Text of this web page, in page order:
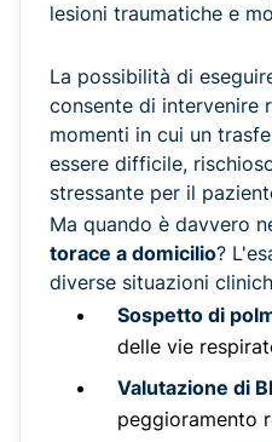
lesioni traumatiche e
La possibilità di
consente di intervenire
momenti in cui un
essere difficile,
stressante per il
Ma quando è davvero
torace a domicilio?
diverse situazioni
Sospetto di
delle vie
Valutazione di
peggioramento